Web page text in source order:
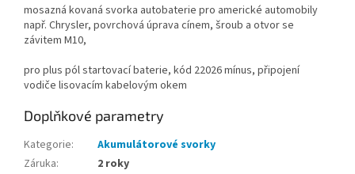
mosazná kovaná svorka autobaterie pro americké automobily
např. Chrysler, povrchová úprava cínem, šroub a otvor se
závitem M10,
pro plus pól startovací baterie, kód 22026 mínus, připojení
vodiče lisovacím kabelovým okem
Doplňkové parametry
Kategorie:
Akumulátorové svorky
Záruka:
2 roky